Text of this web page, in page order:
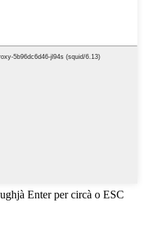
Enter per circà o ESC